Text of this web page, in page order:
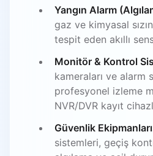
Yangın Alarm
gaz ve kimyasal
tespit eden akıllı
Monitör & Kontrol
kameraları ve alarm
profesyonel izleme
NVR/DVR kayıt
Güvenlik
sistemleri, geçiş